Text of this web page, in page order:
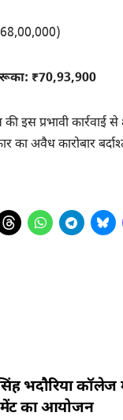
₹70,93,900
की इस प्रभावी
का अवैध कारोबार
भदौरिया कॉलेज में
का आयोजन